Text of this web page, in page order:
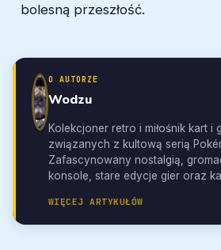
bolesną przeszłość.
O AUTORZE
Wodzu
Kolekcjoner retro i miłośnik kart i
związanych z kultową serią
Zafascynowany nostalgią,
konsole, stare edycje gier oraz
WIĘCEJ ARTYKUŁÓW